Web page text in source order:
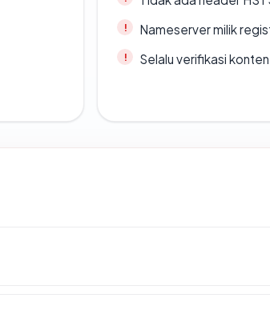
Nameserver milik
Selalu verifikasi